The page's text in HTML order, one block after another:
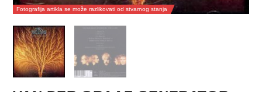
Fotografija artikla se može razlikovati od stvarnog stanja